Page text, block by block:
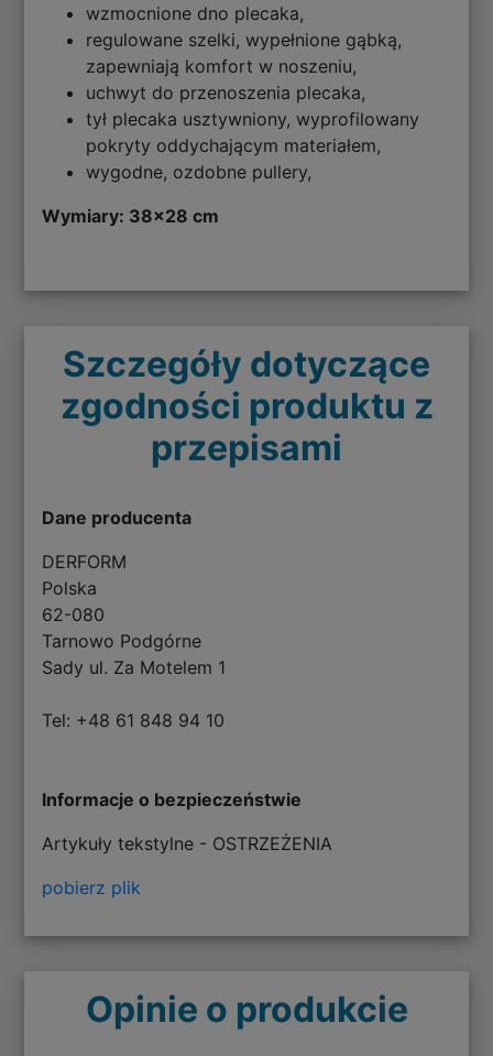
wzmocnione dno plecaka,
regulowane szelki, wypełnione gąbką,
zapewniają komfort w noszeniu,
uchwyt do przenoszenia plecaka,
tył plecaka usztywniony, wyprofilowany
pokryty oddychającym materiałem,
wygodne, ozdobne pullery,
Wymiary: 38x28 cm
Szczegóły dotyczące
zgodności produktu z
przepisami
Dane producenta
DERFORM
Polska
62-080
Tarnowo Podgórne
Sady ul. Za Motelem 1
Tel: +48 61 848 94 10
Informacje o bezpieczeństwie
Artykuły tekstylne - OSTRZEŻENIA
pobierz plik
Opinie o produkcie